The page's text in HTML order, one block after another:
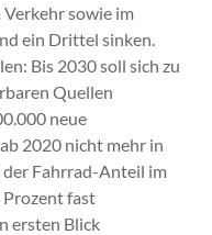
sowie im
ein Drittel sinken.
Bis 2030 soll sich zu
Quellen
neue
2020 nicht mehr in
Fahrrad-Anteil im
Prozent fast
ersten Blick